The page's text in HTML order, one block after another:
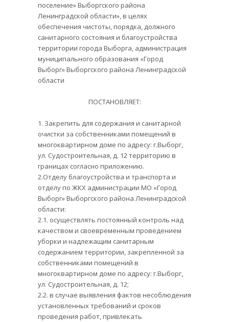
поселение» Выборгского района
Ленинградской области», в целях
обеспечения чистоты, порядка, должного
санитарного состояния и благоустройства
территории города Выборга, администрация
муниципального образования «Город
Выборг» Выборгского района Ленинградской
области
ПОСТАНОВЛЯЕТ:
1. Закрепить для содержания и санитарной
очистки за собственниками помещений в
многоквартирном доме по адресу: г.Выборг,
ул. Судостроительная, д. 12 территорию в
границах согласно приложению.
2.Отделу благоустройства и транспорта и
отделу по ЖКХ администрации МО «Город
Выборг» Выборгского района Ленинградской
области:
2.1. осуществлять постоянный контроль над
качеством и своевременным проведением
уборки и надлежащим санитарным
содержанием территории, закрепленной за
собственниками помещений в
многоквартирном доме по адресу: г.Выборг,
ул. Судостроительная, д. 12;
2.2. в случае выявления фактов несоблюдения
установленных требований и сроков
проведения работ, привлекать